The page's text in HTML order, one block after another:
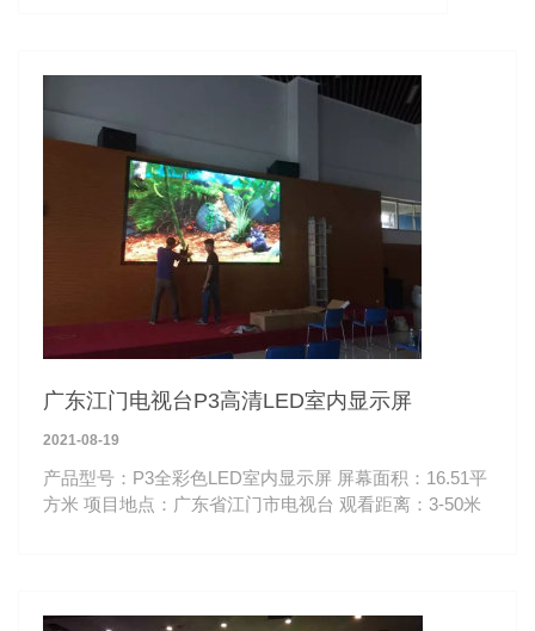
广东江门电视台P3高清LED室内显示屏
2021-08-19
产品型号：P3全彩色LED室内显示屏 屏幕面积：16.51平
方米 项目地点：广东省江门市电视台 观看距离：3-50米